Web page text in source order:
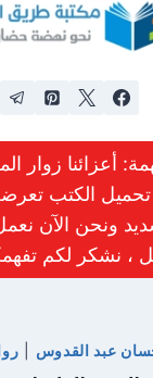
أعزائنا زوار
الكتب
ونحن الآن
، نشكر لكم
عبد القدوس